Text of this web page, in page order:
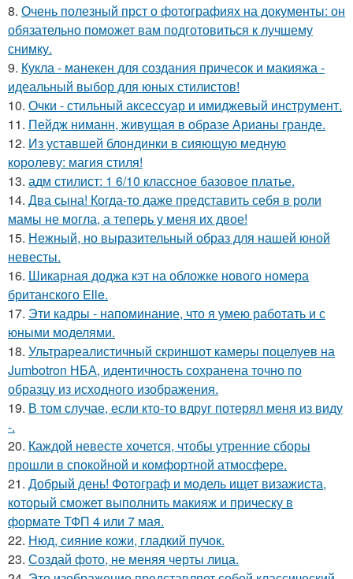
8. Очень полезный прст о фотографиях на документы: он
обязательно поможет вам подготовиться к лучшему
снимку.
9. Кукла - манекен для создания причесок и макияжа -
идеальный выбор для юных стилистов!
10. Очки - стильный аксессуар и имиджевый инструмент.
11. Пейдж ниманн, живущая в образе Арианы гранде.
12. Из уставшей блондинки в сияющую медную
королеву: магия стиля!
13. адм стилист: 1 6/10 классное базовое платье.
14. Два сына! Когда-то даже представить себя в роли
мамы не могла, а теперь у меня их двое!
15. Нежный, но выразительный образ для нашей юной
невесты.
16. Шикарная доджа кэт на обложке нового номера
британского Elle.
17. Эти кадры - напоминание, что я умею работать и с
юными моделями.
18. Ультрареалистичный скриншот камеры поцелуев на
Jumbotron НБА, идентичность сохранена точно по
образцу из исходного изображения.
19. В том случае, если кто-то вдруг потерял меня из виду
-.
20. Каждой невесте хочется, чтобы утренние сборы
прошли в спокойной и комфортной атмосфере.
21. Добрый день! Фотограф и модель ищет визажиста,
который сможет выполнить макияж и прическу в
формате ТФП 4 или 7 мая.
22. Нюд, сияние кожи, гладкий пучок.
23. Создай фото, не меняя черты лица.